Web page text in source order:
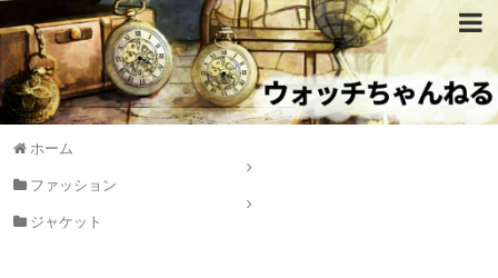
ホーム
ファッション
ジャケット